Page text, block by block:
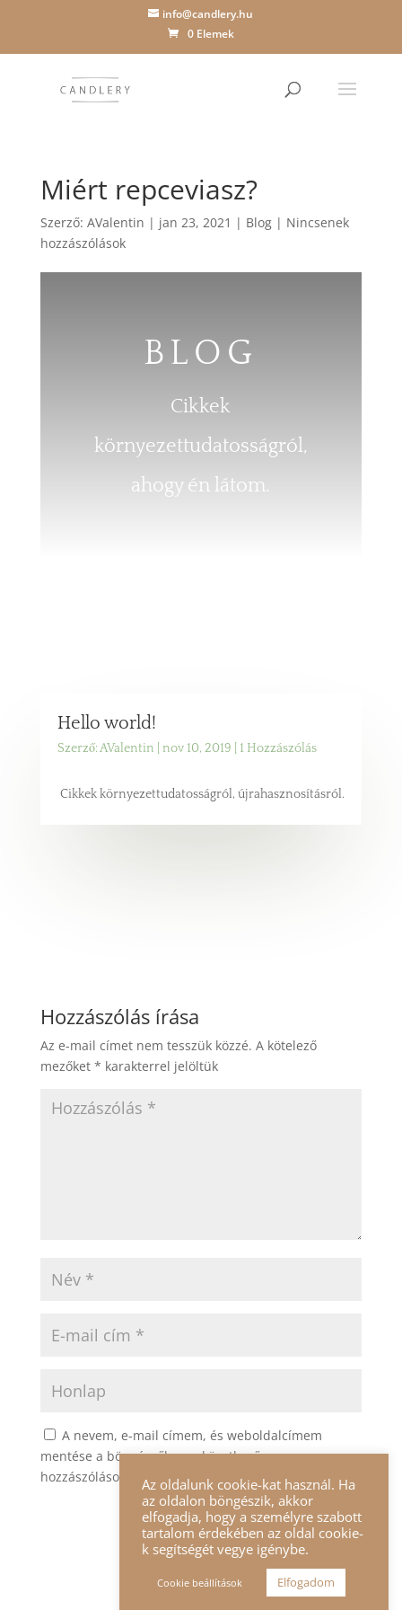
info@candlery.hu
0 Elemek
Miért repceviasz?
Szerző: AValentin | jan 23, 2021 | Blog| Nincsenek
hozzászólások
BLOG
Cikkek
környezettudatosságról,
ahogy én látom.
Hello world!
Szerző:AValentin nov 10, 2019 | 1 Hozzászólás
Cikkek környezettudatosságról, újrahasznosításról.
Hozzászólás írása
Az e-mail címet nem tesszük közzé. A kötelező
mezőket * karakterrel jelöltük
A nevem, e-mail címem, és weboldalcímem
mentése a böngészőben a következő
hozzászólásomhoz.Az oldalunk cookie-kat használ. Ha
az oldalon böngészik, akkor
elfogadja, hogy a személyre szabott
tartalom érdekében az oldal cookie-
k segítségét vegye igénybe.
Cookie beállítások Elfogadom